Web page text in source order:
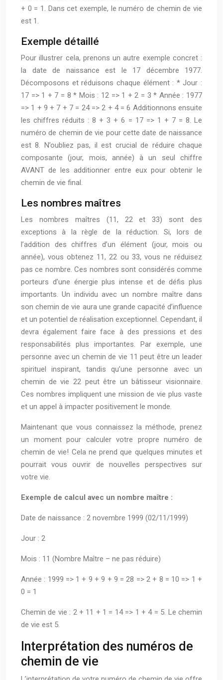
+ 0 = 1. Dans cet exemple, le numéro de chemin de vie
est 1.
Exemple détaillé
Pour illustrer cela, prenons un autre exemple concret :
la date de naissance est le 17 décembre 1977.
Décomposons et réduisons chaque élément : * Jour :
17 => 1 + 7 = 8 * Mois : 12 => 1 + 2 = 3 * Année : 1977
=> 1 + 9 + 7 + 7 = 24 => 2 + 4 = 6 Additionnons ensuite
les chiffres réduits : 8 + 3 + 6 = 17 => 1 + 7 = 8. Le
numéro de chemin de vie pour cette date de naissance
est 8. N’oubliez pas, il est crucial de réduire chaque
composante (jour, mois, année) à un seul chiffre
AVANT de les additionner entre eux pour obtenir le
chemin de vie final.
Les nombres maîtres
Les nombres maîtres (11, 22 et 33) sont des
exceptions à la règle de la réduction. Si, lors de
l’addition des chiffres d’un élément (jour, mois ou
année), vous obtenez 11, 22 ou 33, vous ne réduisez
pas ce nombre. Ces nombres sont considérés comme
porteurs d’une énergie plus intense et de défis plus
importants. Un individu avec un nombre maître dans
son chemin de vie aura une grande capacité d’influence
et un potentiel de réalisation exceptionnel. Cependant, il
devra également faire face à des pressions et des
responsabilités plus importantes. Par exemple, une
personne avec un chemin de vie 11 peut être un leader
spirituel inspirant, tandis qu’une personne avec un
chemin de vie 22 peut être un bâtisseur visionnaire.
Ces nombres impliquent une mission de vie plus vaste
et un appel à impacter positivement le monde.
Maintenant que vous connaissez la méthode, prenez
un moment pour calculer votre propre numéro de
chemin de vie! Cela ne prend que quelques minutes et
pourrait vous ouvrir de nouvelles perspectives sur
votre vie.
Exemple de calcul avec un nombre maître :
Date de naissance : 2 novembre 1999 (02/11/1999)
Jour : 2
Mois : 11 (Nombre Maître – ne pas réduire)
Année : 1999 => 1 + 9 + 9 + 9 = 28 => 2 + 8 = 10 => 1 +
0 = 1
Chemin de vie : 2 + 11 + 1 = 14 => 1 + 4 = 5. Le chemin
de vie est 5.
Interprétation des numéros de
chemin de vie